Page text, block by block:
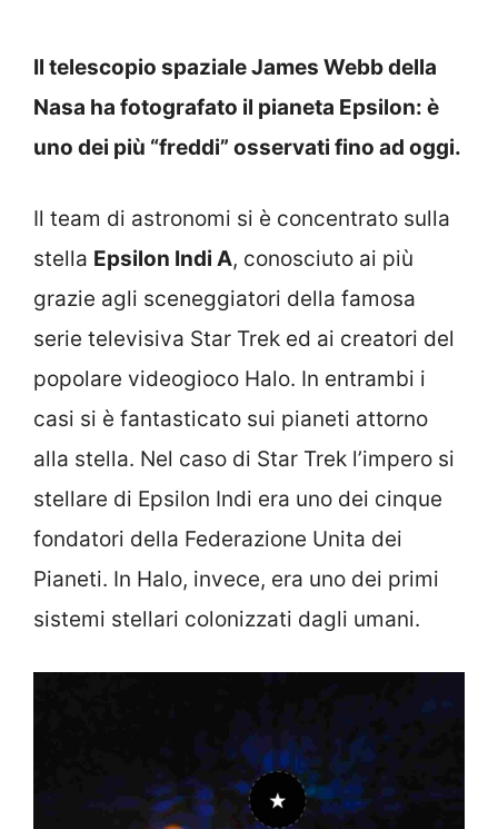
Il telescopio spaziale James Webb della
Nasa ha fotografato il pianeta Epsilon: è
uno dei più “freddi” osservati fino ad oggi.
Il team di astronomi si è concentrato sulla
stella Epsilon Indi A, conosciuto ai più
grazie agli sceneggiatori della famosa
serie televisiva Star Trek ed ai creatori del
popolare videogioco Halo. In entrambi i
casi si è fantasticato sui pianeti attorno
alla stella. Nel caso di Star Trek l’impero si
stellare di Epsilon Indi era uno dei cinque
fondatori della Federazione Unita dei
Pianeti. In Halo, invece, era uno dei primi
sistemi stellari colonizzati dagli umani.